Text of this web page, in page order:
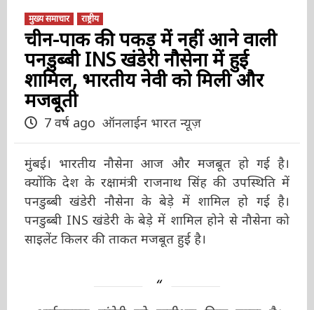
मुख्य समाचार राष्ट्रीय
चीन-पाक की पकड़ में नहीं आने वाली
पनडुब्बी INS खंडेरी नौसेना में हुई
शामिल, भारतीय नेवी को मिली और
मजबूती
7 वर्ष ago ऑनलाईन भारत न्यूज़
मुंबई। भारतीय नौसेना आज और मजबूत हो गई है।
क्योंकि देश के रक्षामंत्री राजनाथ सिंह की उपस्थिति में
पनडुब्बी खंडेरी नौसेना के बेड़े में शामिल हो गई है।
पनडुब्बी INS खंडेरी के बेड़े में शामिल होने से नौसेना को
साइलेंट किलर की ताकत मजबूत हुई है।